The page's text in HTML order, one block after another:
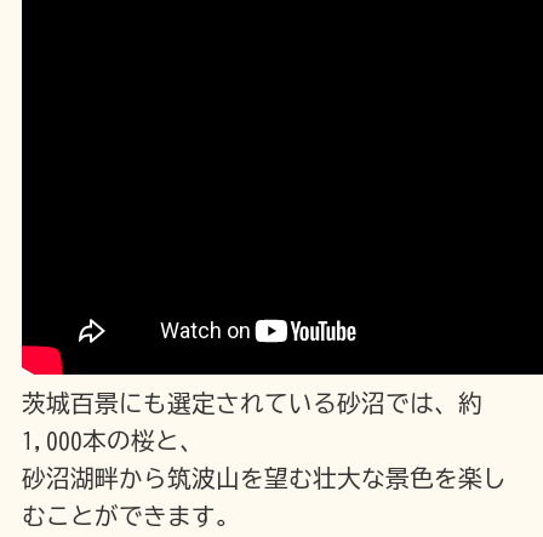
茨城百景にも選定されている砂沼では、約
1,000本の桜と、
砂沼湖畔から筑波山を望む壮大な景色を楽し
むことができます。